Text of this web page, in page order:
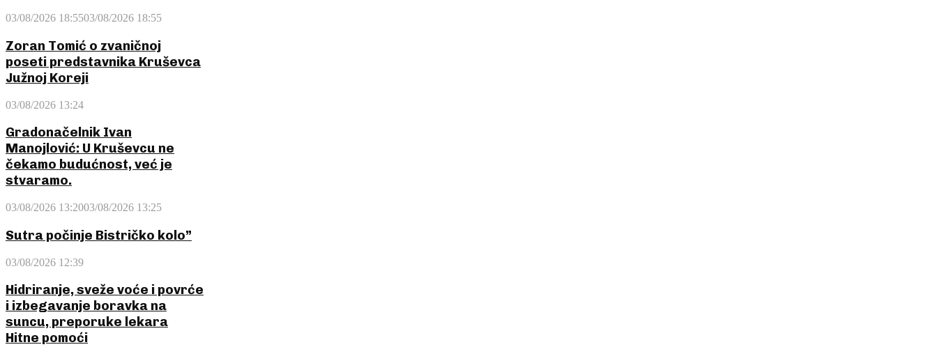
03/08/2026 18:5503/08/2026 18:55
Zoran Tomić o zvaničnoj
poseti predstavnika Kruševca
Južnoj Koreji
03/08/2026 13:24
Gradonačelnik Ivan
Manojlović: U Kruševcu ne
čekamo budućnost, već je
stvaramo.
03/08/2026 13:2003/08/2026 13:25
Sutra počinje Bistričko kolo”
03/08/2026 12:39
Hidriranje, sveže voće i povrće
i izbegavanje boravka na
suncu, preporuke lekara
Hitne pomoći